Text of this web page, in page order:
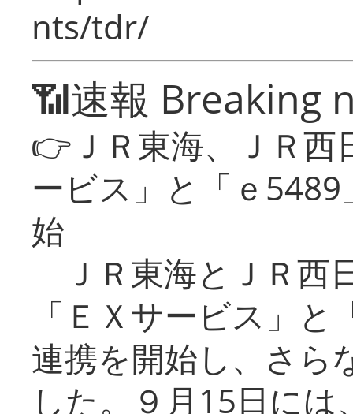
nts/tdr/
📶速報 Breaking
👉ＪＲ東海、ＪＲ
ービス」と「ｅ
始
ＪＲ東海とＪＲ西
「ＥＸサービス」
連携を開始し、さら
した。９月15日に